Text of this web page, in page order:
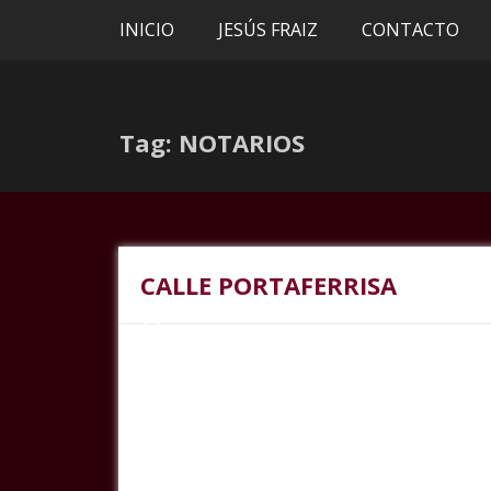
INICIO JESÚS FRAIZ CONTACTO
Tag: NOTARIOS
CALLE PORTAFERRISA